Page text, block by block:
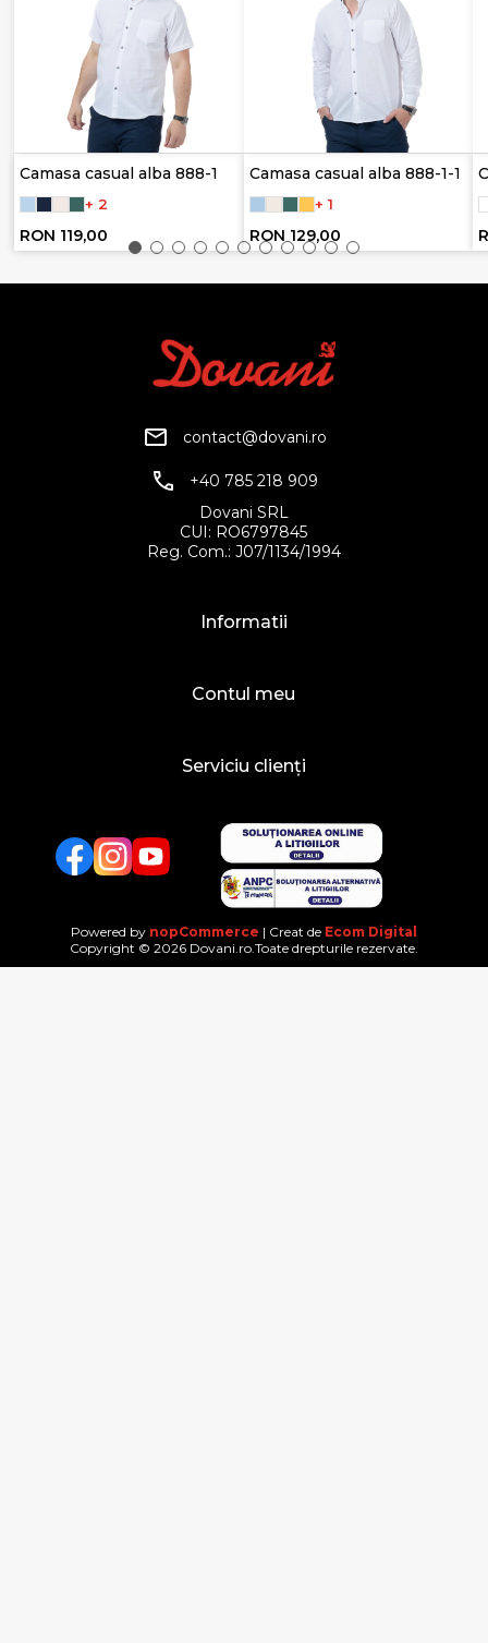
Camasa casual alba 888-1
+ 2
RON 119,00
Camasa casual alba 888-1-1
+ 1
RON 129,00
contact@dovani.ro
+40 785 218 909
Dovani SRL
CUI: RO6797845
Reg. Com.: J07/1134/1994
Informatii
Contul meu
Serviciu clienți
FacebookTwitterYouTube
Powered by nopCommerce | Creat de Ecom Digital
Copyright © 2026 Dovani.ro.Toate drepturile rezervate.